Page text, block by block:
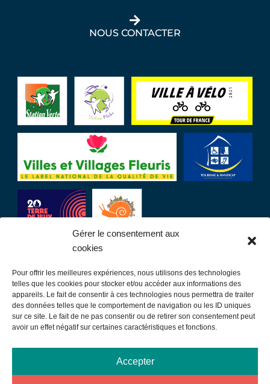
Gérer le consentement aux
cookies
Pour offrir les meilleures expériences, nous utilisons des technologies
telles que les cookies pour stocker et/ou accéder aux informations des
appareils. Le fait de consentir à ces technologies nous permettra de traiter
des données telles que le comportement de navigation ou les ID uniques
sur ce site. Le fait de ne pas consentir ou de retirer son consentement peut
avoir un effet négatif sur certaines caractéristiques et fonctions.
Accepter
NOUS CONTACTER
LIENS UTILES
Communauté de communes